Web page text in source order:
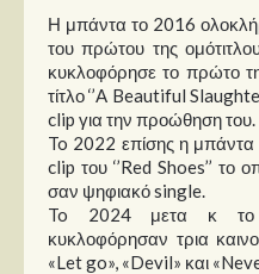
Η μπάντα το 2016
του πρώτου της
κυκλοφόρησε το πρώτο
τίτλο ‘’A Beautiful
clip για την προώθηση του.
To 2022 επίσης η
clip του ‘’Red Shoes’’ το
σαν ψηφιακό single.
To 2024 μετα κ το
κυκλοφόρησαν τρια
«Let go», «Devil» και